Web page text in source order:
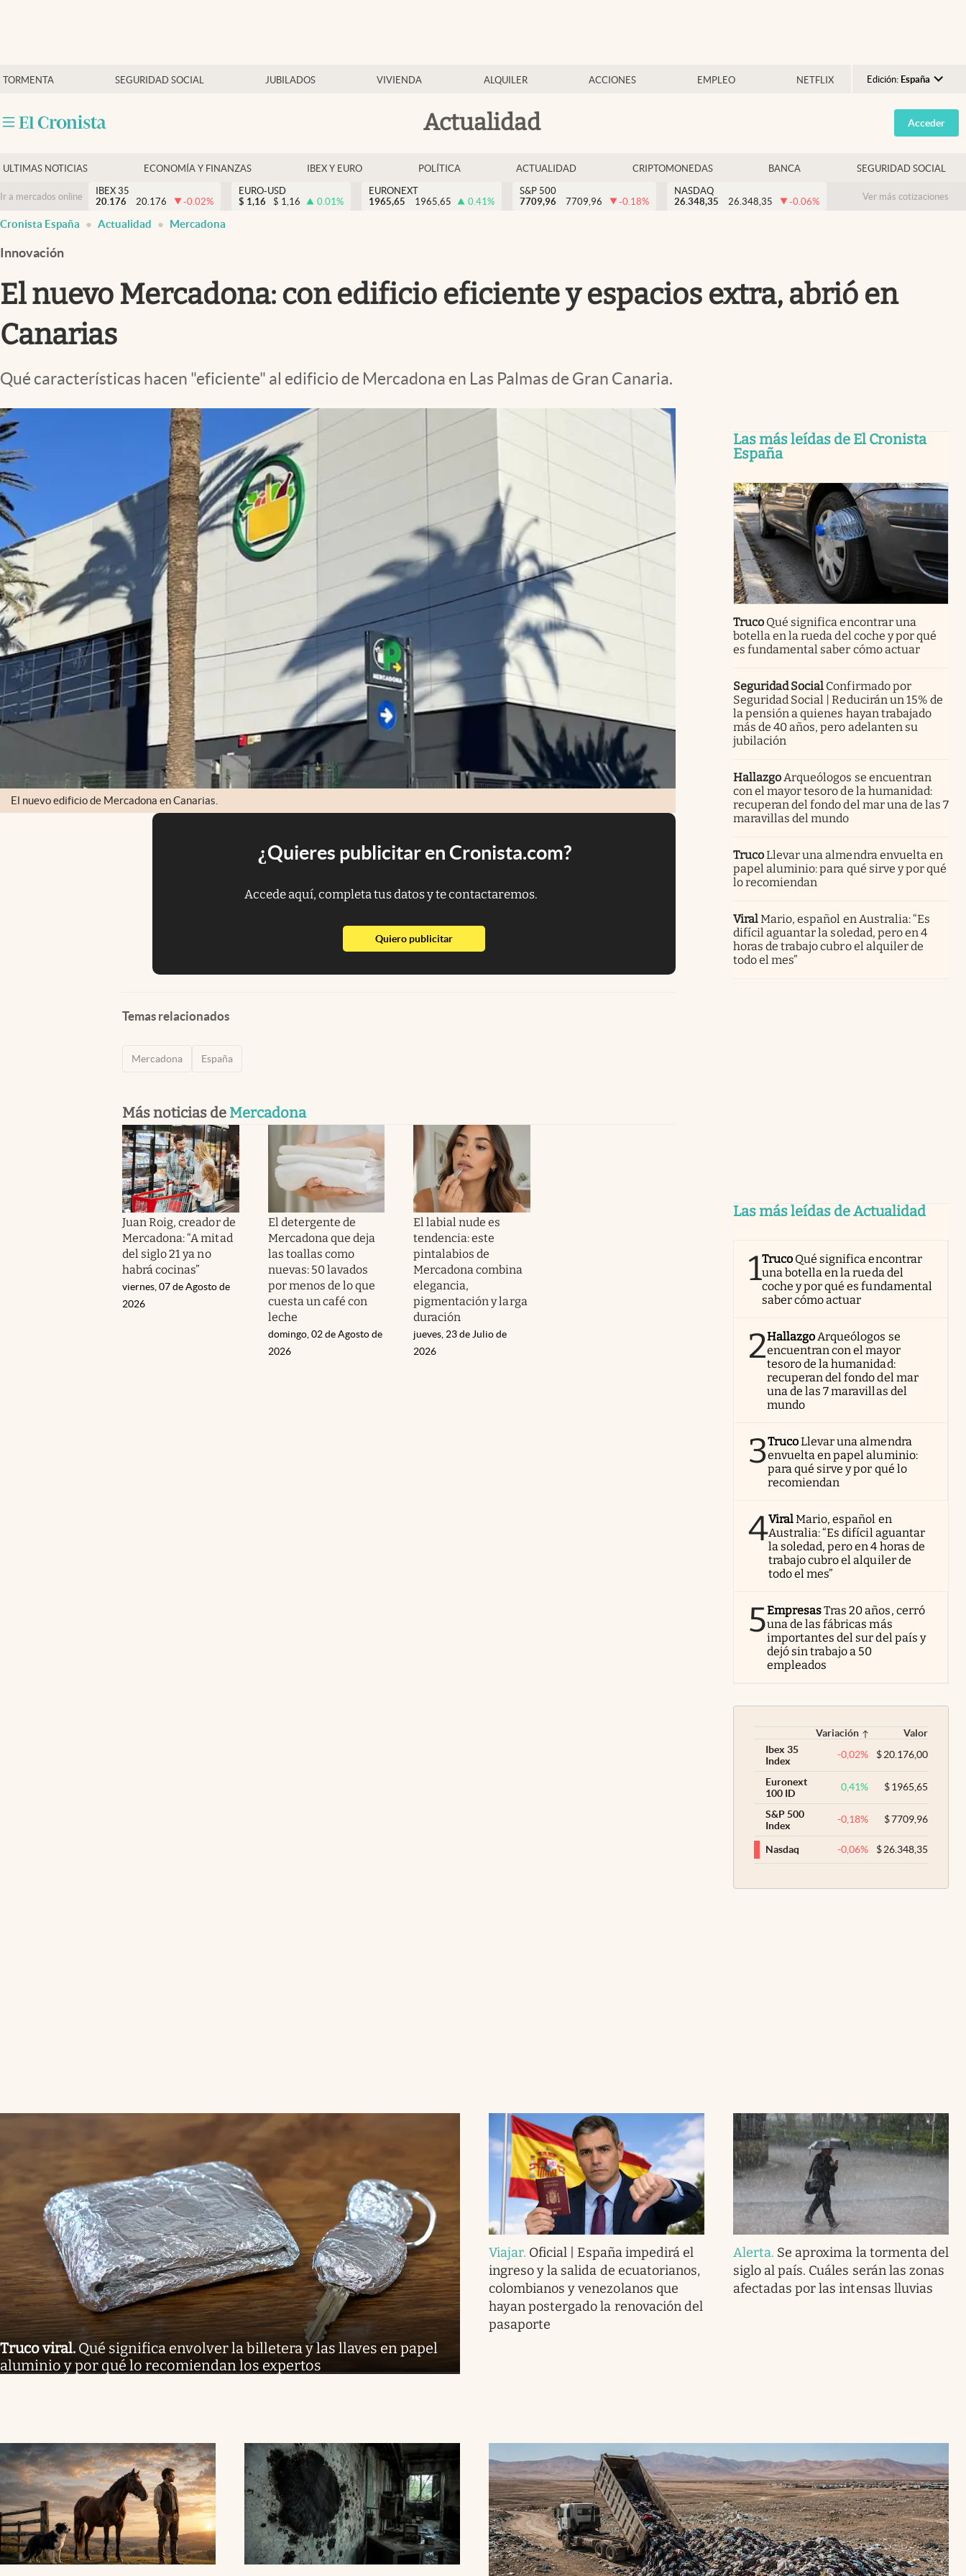
TORMENTA SEGURIDAD SOCIAL JUBILADOS VIVIENDA ALQUILER ACCIONES EMPLEO NETFLIX Edición: España
Argentina
España
USA
Colombia
Actualidad
Economía y finanzas
Criptomonedas
Acceder
ULTIMAS NOTICIAS ECONOMÍA Y FINANZAS IBEX Y EURO POLÍTICA ACTUALIDAD CRIPTOMONEDAS BANCA SEGURIDAD SOCIAL
Ir a mercados online
IBEX 35
20.176
20.176 -0.02%
EURO-USD
$ 1,16 $ 1,16 0.01%
EURONEXT
1965,65
1965,65 0.41%
S&P 500
7709,96
7709,96 -0.18%
NASDAQ
26.348,35
26.348,35 -0.06% Ver más cotizaciones
Cronista España Actualidad Mercadona
Innovación
El nuevo Mercadona: con edificio eficiente y espacios extra, abrió en
Canarias
Qué características hacen "eficiente" al edificio de Mercadona en Las Palmas de Gran Canaria.
El nuevo edificio de Mercadona en Canarias.
¿Quieres publicitar en Cronista.com?
Accede aquí, completa tus datos y te contactaremos.
Quiero publicitarabre en nueva pestaña
Temas relacionados
Mercadona España
Más noticias de Mercadona
Juan Roig, creador de
Mercadona: “A mitad
del siglo 21 ya no
habrá cocinas”
viernes, 07 de Agosto de
2026
El detergente de
Mercadona que deja
las toallas como
nuevas: 50 lavados
por menos de lo que
cuesta un café con
leche
domingo, 02 de Agosto de
2026
El labial nude es
tendencia: este
pintalabios de
Mercadona combina
elegancia,
pigmentación y larga
duración
jueves, 23 de Julio de
2026
Las más leídas de El Cronista
España
Truco Qué significa encontrar una
botella en la rueda del coche y por qué
es fundamental saber cómo actuar
Seguridad Social Confirmado por
Seguridad Social | Reducirán un 15% de
la pensión a quienes hayan trabajado
más de 40 años, pero adelanten su
jubilación
HallazgoArqueólogos se encuentran
con el mayor tesoro de la humanidad:
recuperan del fondo del mar una de las 7
maravillas del mundo
TrucoLlevar una almendra envuelta en
papel aluminio: para qué sirve y por qué
lo recomiendan
ViralMario, español en Australia: “Es
difícil aguantar la soledad, pero en 4
horas de trabajo cubro el alquiler de
todo el mes”
Las más leídas de Actualidad
1Truco Qué significa encontrar
una botella en la rueda del
coche y por qué es fundamental
saber cómo actuar
2HallazgoArqueólogos se
encuentran con el mayor
tesoro de la humanidad:
recuperan del fondo del mar
una de las 7 maravillas del
mundo
3TrucoLlevar una almendra
envuelta en papel aluminio:
para qué sirve y por qué lo
recomiendan
4ViralMario, español en
Australia: “Es difícil aguantar
la soledad, pero en 4 horas de
trabajo cubro el alquiler de
todo el mes”
5EmpresasTras 20 años, cerró
una de las fábricas más
importantes del sur del país y
dejó sin trabajo a 50
empleados
Variación
Valor
Ibex 35
Index
-0,02% $20.176,00
Euronext
100 ID
0,41% $1965,65
S&P 500
Index
-0,18% $7709,96
Nasdaq -0,06% $26.348,35
Truco viral. Qué significa envolver la billetera y las llaves en papel
aluminio y por qué lo recomiendan los expertos
Viajar. Oficial | España impedirá el
ingreso y la salida de ecuatorianos,
colombianos y venezolanos que
hayan postergado la renovación del
pasaporte
Alerta. Se aproxima la tormenta del
siglo al país. Cuáles serán las zonas
afectadas por las intensas lluvias